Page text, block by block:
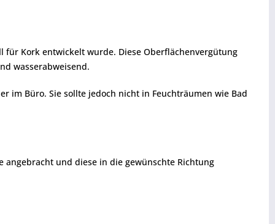
für Kork entwickelt wurde. Diese Oberflächenvergütung
wasserabweisend.
im Büro. Sie sollte jedoch nicht in Feuchträumen wie Bad
und diese in die gewünschte Richtung